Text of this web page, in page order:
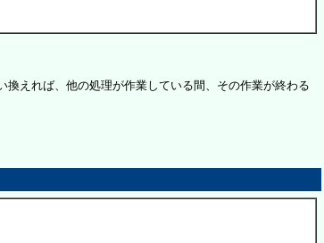
えれば、他の処理が作業している間、その作業が終わる